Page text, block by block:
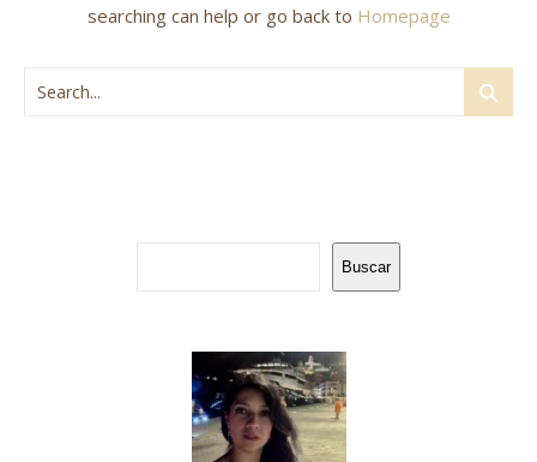
searching can help or go back to Homepage
Buscar